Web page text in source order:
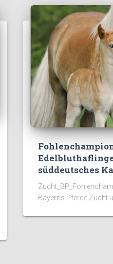
süddeutsches
Bayerns Pferde Zucht